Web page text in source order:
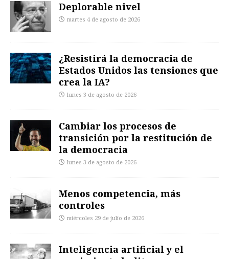
Deplorable nivel
martes 4 de agosto de 2026
¿Resistirá la democracia de
Estados Unidos las tensiones que
crea la IA?
lunes 3 de agosto de 2026
Cambiar los procesos de
transición por la restitución de
la democracia
lunes 3 de agosto de 2026
Menos competencia, más
controles
miércoles 29 de julio de 2026
Inteligencia artificial y el